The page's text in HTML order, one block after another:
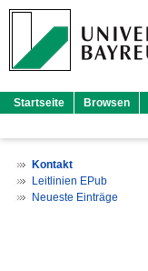
Startseite Browsen
Kontakt
Leitlinien EPub
Neueste Einträge